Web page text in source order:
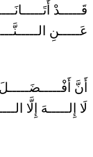
قَـــــدْ
عَـــــنِ
أَنَّ أَفْـــــضَـــــلَ
لَا إِلـــــهَ إِلَّا